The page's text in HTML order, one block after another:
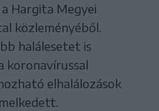
Hargita Megyei
közleményéből.
halálesetet is
koronavírussal
elhalálozások